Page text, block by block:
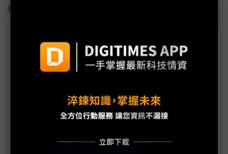
議題精選－台英攜手打造太空產業聚落
（專訪）工研院打通台英太空合作 仁寶、稜研卡位
地面設備首波商機
英國太空聚落年產30億英鎊的祕密 地理距離、產業
分工與專人媒合缺一不可
理：培育與供應鏈對接同步推進